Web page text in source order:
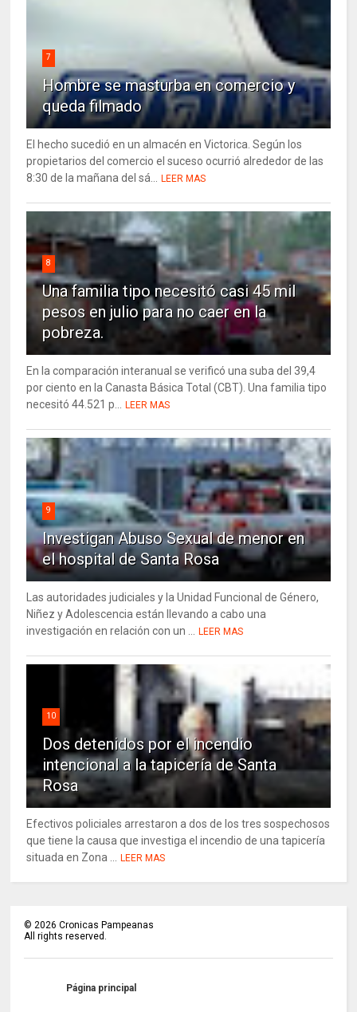
7
Hombre se masturba en comercio y
queda filmado
El hecho sucedió en un almacén en Victorica. Según los
propietarios del comercio el suceso ocurrió alrededor de las
8:30 de la mañana del sá...
LEER MAS
8
Una familia tipo necesitó casi 45 mil
pesos en julio para no caer en la
pobreza.
En la comparación interanual se verificó una suba del 39,4
por ciento en la Canasta Básica Total (CBT). Una familia tipo
necesitó 44.521 p...
LEER MAS
9
Investigan Abuso Sexual de menor en
el hospital de Santa Rosa
Las autoridades judiciales y la Unidad Funcional de Género,
Niñez y Adolescencia están llevando a cabo una
investigación en relación con un ...
LEER MAS
10
Dos detenidos por el incendio
intencional a la tapicería de Santa
Rosa
Efectivos policiales arrestaron a dos de los tres sospechosos
que tiene la causa que investiga el incendio de una tapicería
situada en Zona ...
LEER MAS
©2026 Cronicas Pampeanas
All rights reserved.
Página principal